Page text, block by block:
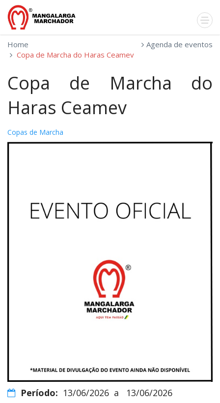
Home
Agenda de eventos
Copa de Marcha do Haras Ceamev
Copa de Marcha do
Haras Ceamev
Copas de Marcha
Período: 13/06/2026 a 13/06/2026